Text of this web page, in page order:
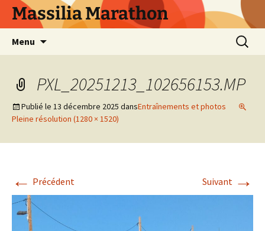
AllerMassilia Marathon
Menu
PXL_20251213_102656153.MP
Publié le 13 décembre 2025 dansEntraînements et photos
Pleine résolution (1280 × 1520)
← Précédent Suivant →